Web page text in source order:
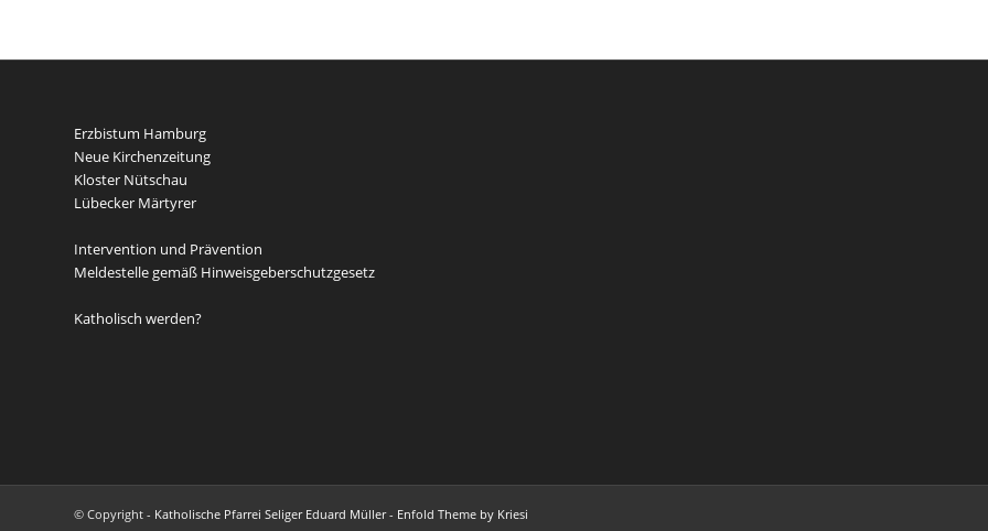
Erzbistum Hamburg
Neue Kirchenzeitung
Kloster Nütschau
Lübecker Märtyrer
Intervention und Prävention
Meldestelle gemäß Hinweisgeberschutzgesetz
Katholisch werden?
© Copyright - Katholische Pfarrei Seliger Eduard Müller- Enfold Theme by Kriesi